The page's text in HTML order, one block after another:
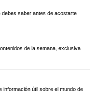
saber antes de acostarte
de la semana, exclusiva
información útil sobre el mundo de